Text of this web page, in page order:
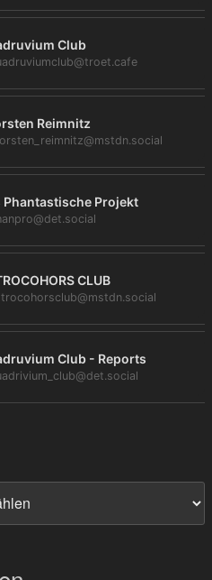
Club
Reimnitz
Phantastische Projekt
CLUB
Club - Reports